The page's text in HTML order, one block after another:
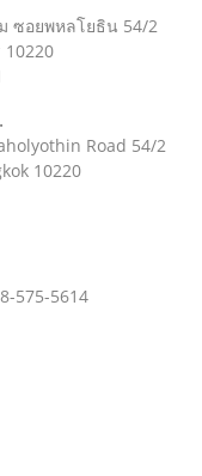
ซอยพหลโยธิน 54/2
10220
Road 54/2
10220
575-5614